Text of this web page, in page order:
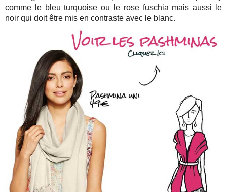
comme le bleu turquoise ou le rose fuschia mais aussi le
noir qui doit être mis en contraste avec le blanc.